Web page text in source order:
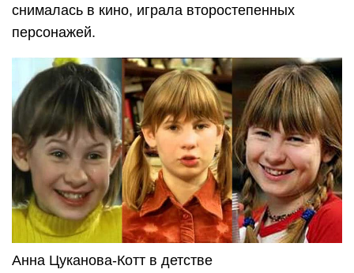
снималась в кино, играла второстепенных
персонажей.
Анна Цуканова-Котт в детстве